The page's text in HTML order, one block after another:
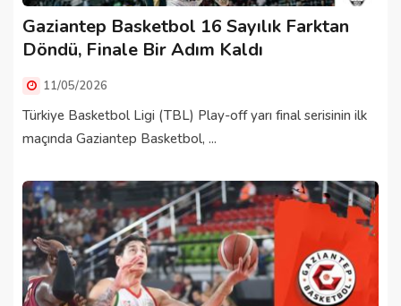
Gaziantep Basketbol 16 Sayılık Farktan
Döndü, Finale Bir Adım Kaldı
11/05/2026
Türkiye Basketbol Ligi (TBL) Play-off yarı final serisinin ilk
maçında Gaziantep Basketbol, ...